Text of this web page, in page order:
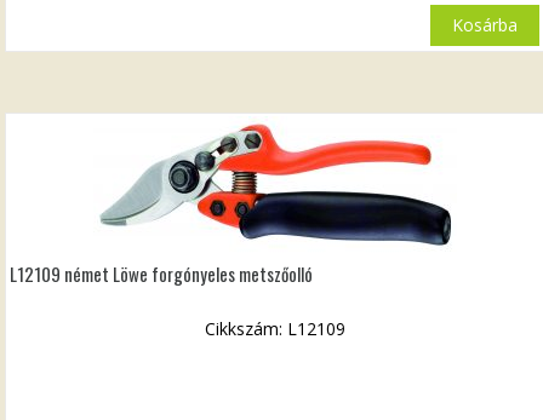
Kosárba
L12109 német Löwe forgónyeles metszőolló
Cikkszám: L12109